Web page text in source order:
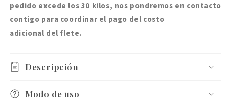
pedido excede los 30 kilos, nos pondremos en contacto
contigo para coordinar el pago del costo
adicional del flete.
Descripción
Modo de uso